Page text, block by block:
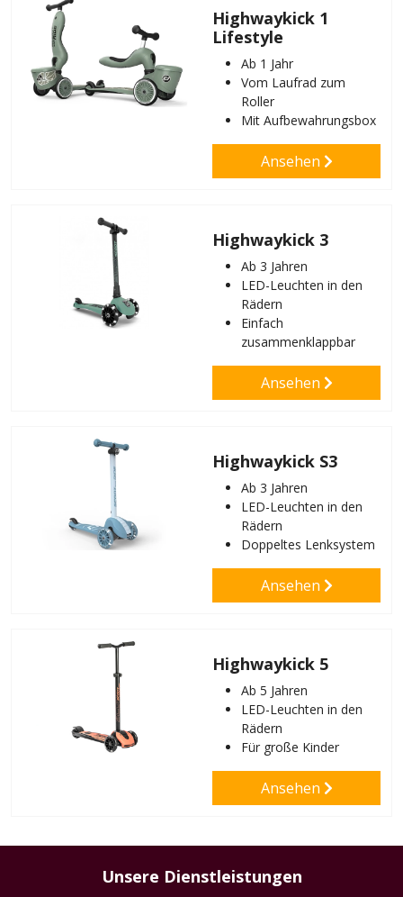
Highwaykick 1
Lifestyle
Ab 1 Jahr
Vom Laufrad zum
Roller
Mit Aufbewahrungsbox
Ansehen
Highwaykick 3
Ab 3 Jahren
LED-Leuchten in den
Rädern
Einfach
zusammenklappbar
Ansehen
Highwaykick S3
Ab 3 Jahren
LED-Leuchten in den
Rädern
Doppeltes Lenksystem
Ansehen
Highwaykick 5
Ab 5 Jahren
LED-Leuchten in den
Rädern
Für große Kinder
Ansehen
Unsere Dienstleistungen